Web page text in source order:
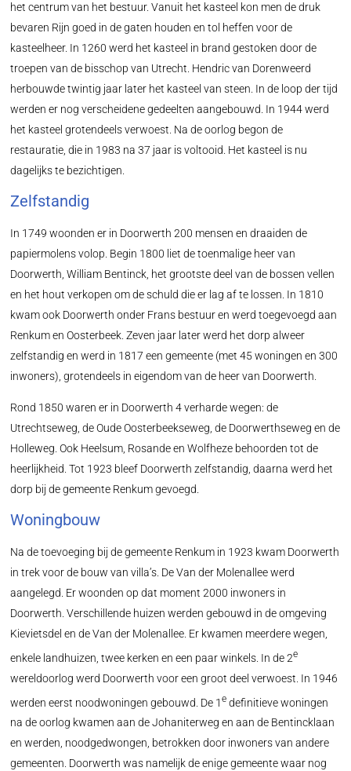
het centrum van het bestuur. Vanuit het kasteel kon men de druk
bevaren Rijn goed in de gaten houden en tol heffen voor de
kasteelheer. In 1260 werd het kasteel in brand gestoken door de
troepen van de bisschop van Utrecht. Hendric van Dorenweerd
herbouwde twintig jaar later het kasteel van steen. In de loop der tijd
werden er nog verscheidene gedeelten aangebouwd. In 1944 werd
het kasteel grotendeels verwoest. Na de oorlog begon de
restauratie, die in 1983 na 37 jaar is voltooid. Het kasteel is nu
dagelijks te bezichtigen.
Zelfstandig
In 1749 woonden er in Doorwerth 200 mensen en draaiden de
papiermolens volop. Begin 1800 liet de toenmalige heer van
Doorwerth, William Bentinck, het grootste deel van de bossen vellen
en het hout verkopen om de schuld die er lag af te lossen. In 1810
kwam ook Doorwerth onder Frans bestuur en werd toegevoegd aan
Renkum en Oosterbeek. Zeven jaar later werd het dorp alweer
zelfstandig en werd in 1817 een gemeente (met 45 woningen en 300
inwoners), grotendeels in eigendom van de heer van Doorwerth.
Rond 1850 waren er in Doorwerth 4 verharde wegen: de
Utrechtseweg, de Oude Oosterbeekseweg, de Doorwerthseweg en de
Holleweg. Ook Heelsum, Rosande en Wolfheze behoorden tot de
heerlijkheid. Tot 1923 bleef Doorwerth zelfstandig, daarna werd het
dorp bij de gemeente Renkum gevoegd.
Woningbouw
Na de toevoeging bij de gemeente Renkum in 1923 kwam Doorwerth
in trek voor de bouw van villa’s. De Van der Molenallee werd
aangelegd. Er woonden op dat moment 2000 inwoners in
Doorwerth. Verschillende huizen werden gebouwd in de omgeving
Kievietsdel en de Van der Molenallee. Er kwamen meerdere wegen,
enkele landhuizen, twee kerken en een paar winkels. In de 2e
wereldoorlog werd Doorwerth voor een groot deel verwoest. In 1946
werden eerst noodwoningen gebouwd. De 1e definitieve woningen
na de oorlog kwamen aan de Johaniterweg en aan de Bentincklaan
en werden, noodgedwongen, betrokken door inwoners van andere
gemeenten. Doorwerth was namelijk de enige gemeente waar nog